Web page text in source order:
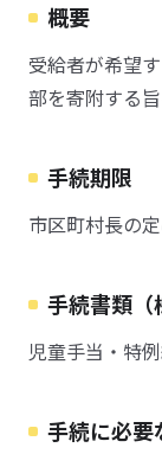
概要
受給者が希望
部を寄附する
手続期限
市区町村長の
手続書類（
児童手当・特
手続に必要